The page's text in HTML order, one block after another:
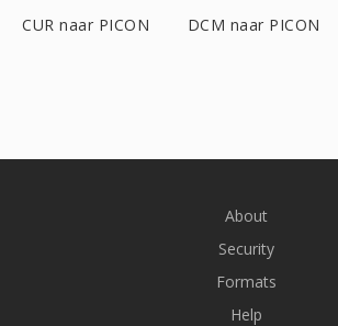
CUR naar PICON DCM naar PICON
About
Security
Formats
Help